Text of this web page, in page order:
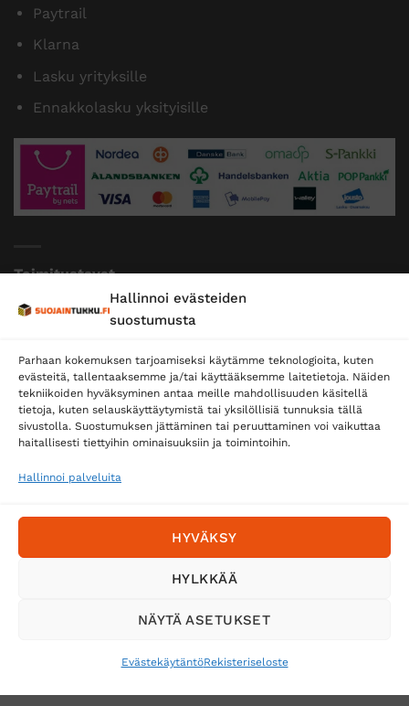
Hallinnoi evästeiden
suostumusta
Parhaan kokemuksen tarjoamiseksi käytämme teknologioita, kuten
evästeitä, tallentaaksemme ja/tai käyttääksemme laitetietoja. Näiden
tekniikoiden hyväksyminen antaa meille mahdollisuuden käsitellä
tietoja, kuten selauskäyttäytymistä tai yksilöllisiä tunnuksia tällä
sivustolla. Suostumuksen jättäminen tai peruuttaminen voi vaikuttaa
haitallisesti tiettyihin ominaisuuksiin ja toimintoihin.
Hallinnoi palveluita
HYVÄKSY
HYLKKÄÄ
NÄYTÄ ASETUKSET
EvästekäytäntöRekisteriseloste
Paytrail
Klarna
Lasku yrityksille
Ennakkolasku yksityisille
Toimitustavat
Posti
Postnord
Tilaa uutiskirje ja saat erikoisalennuksia